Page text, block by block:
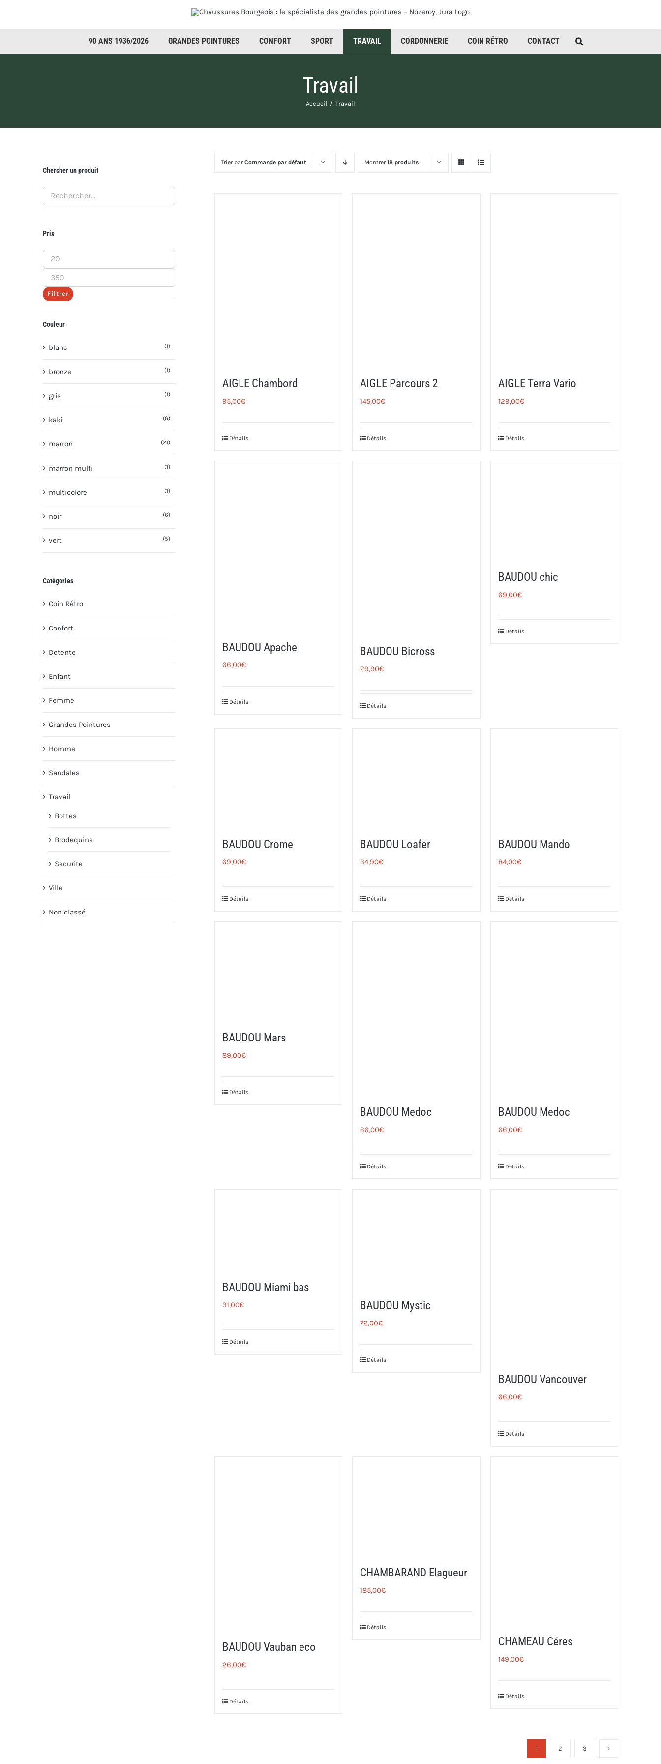
90 ANS 1936/2026 GRANDES POINTURES CONFORT SPORT CORDONNERIE COIN RÉTRO CONTACT
Travail
Accueil Travail
Trier parCommande par défaut Montrer18 produits
AIGLE Chambord
95,00€
Détails
AIGLE Parcours 2
145,00€
Détails
AIGLE Terra Vario
129,00€
Détails
BAUDOU Apache
66,00€
Détails
BAUDOU Bicross
29,90€
Détails
BAUDOU chic
69,00€
Détails
BAUDOU Crome
69,00€
Détails
BAUDOU Loafer
34,90€
Détails
BAUDOU Mando
84,00€
Détails
BAUDOU Mars
89,00€
Détails
BAUDOU Medoc
66,00€
Détails
BAUDOU Medoc
66,00€
Détails
BAUDOU Miami bas
31,00€
Détails
BAUDOU Mystic
72,00€
Détails
BAUDOU Vancouver
66,00€
Détails
BAUDOU Vauban eco
26,00€
Détails
CHAMBARAND Elagueur
185,00€
Détails
CHAMEAU Céres
149,00€
Détails
1 2 3
Chercher un produit
Prix
Prix
min
Prix
max
Filtrer
Couleur
blanc (1)
bronze (1)
gris (1)
kaki (6)
marron (21)
marron multi (1)
multicolore (1)
noir (6)
vert (5)
Catégories
Coin Rétro
Confort
Detente
Enfant
Femme
Grandes Pointures
Homme
Sandales
Travail
Bottes
Brodequins
Securite
Ville
Non classé